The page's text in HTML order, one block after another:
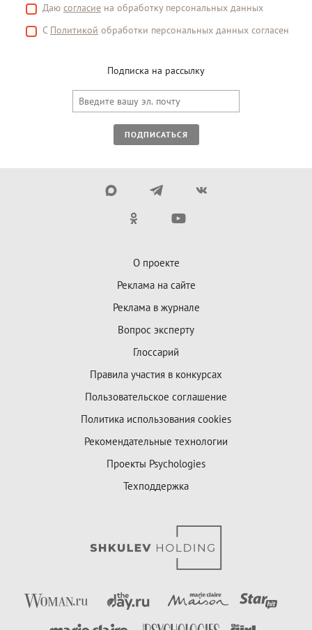
Даю согласие на обработку персональных данных
С Политикой обработки персональных данных согласен
Подписка на рассылку
ПОДПИСАТЬСЯ
О проекте
Реклама на сайте
Реклама в журнале
Вопрос эксперту
Глоссарий
Правила участия в конкурсах
Пользовательское соглашение
Политика использования cookies
Рекомендательные технологии
Проекты Psychologies
Техподдержка